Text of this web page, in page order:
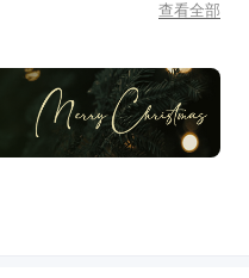
查看全部